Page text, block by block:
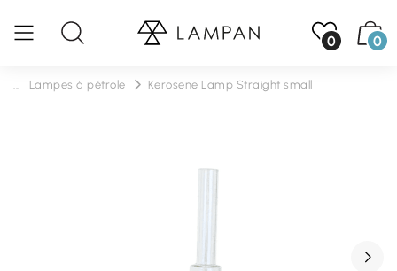
0 0
Lampes à pétrole Kerosene Lamp Straight small